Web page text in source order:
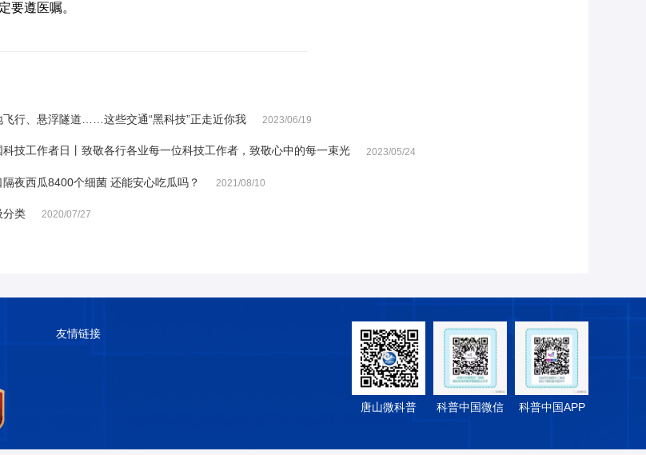
要遵医嘱。
飞行、悬浮隧道……这些交通“黑科技”正走近你我 2023/06/19
科技工作者日丨致敬各行各业每一位科技工作者，致敬心中的每一束光 2023/05/24
隔夜西瓜8400个细菌 还能安心吃瓜吗？ 2021/08/10
分类 2020/07/27
友情链接
唐山微科普 科普中国微信 科普中国APP